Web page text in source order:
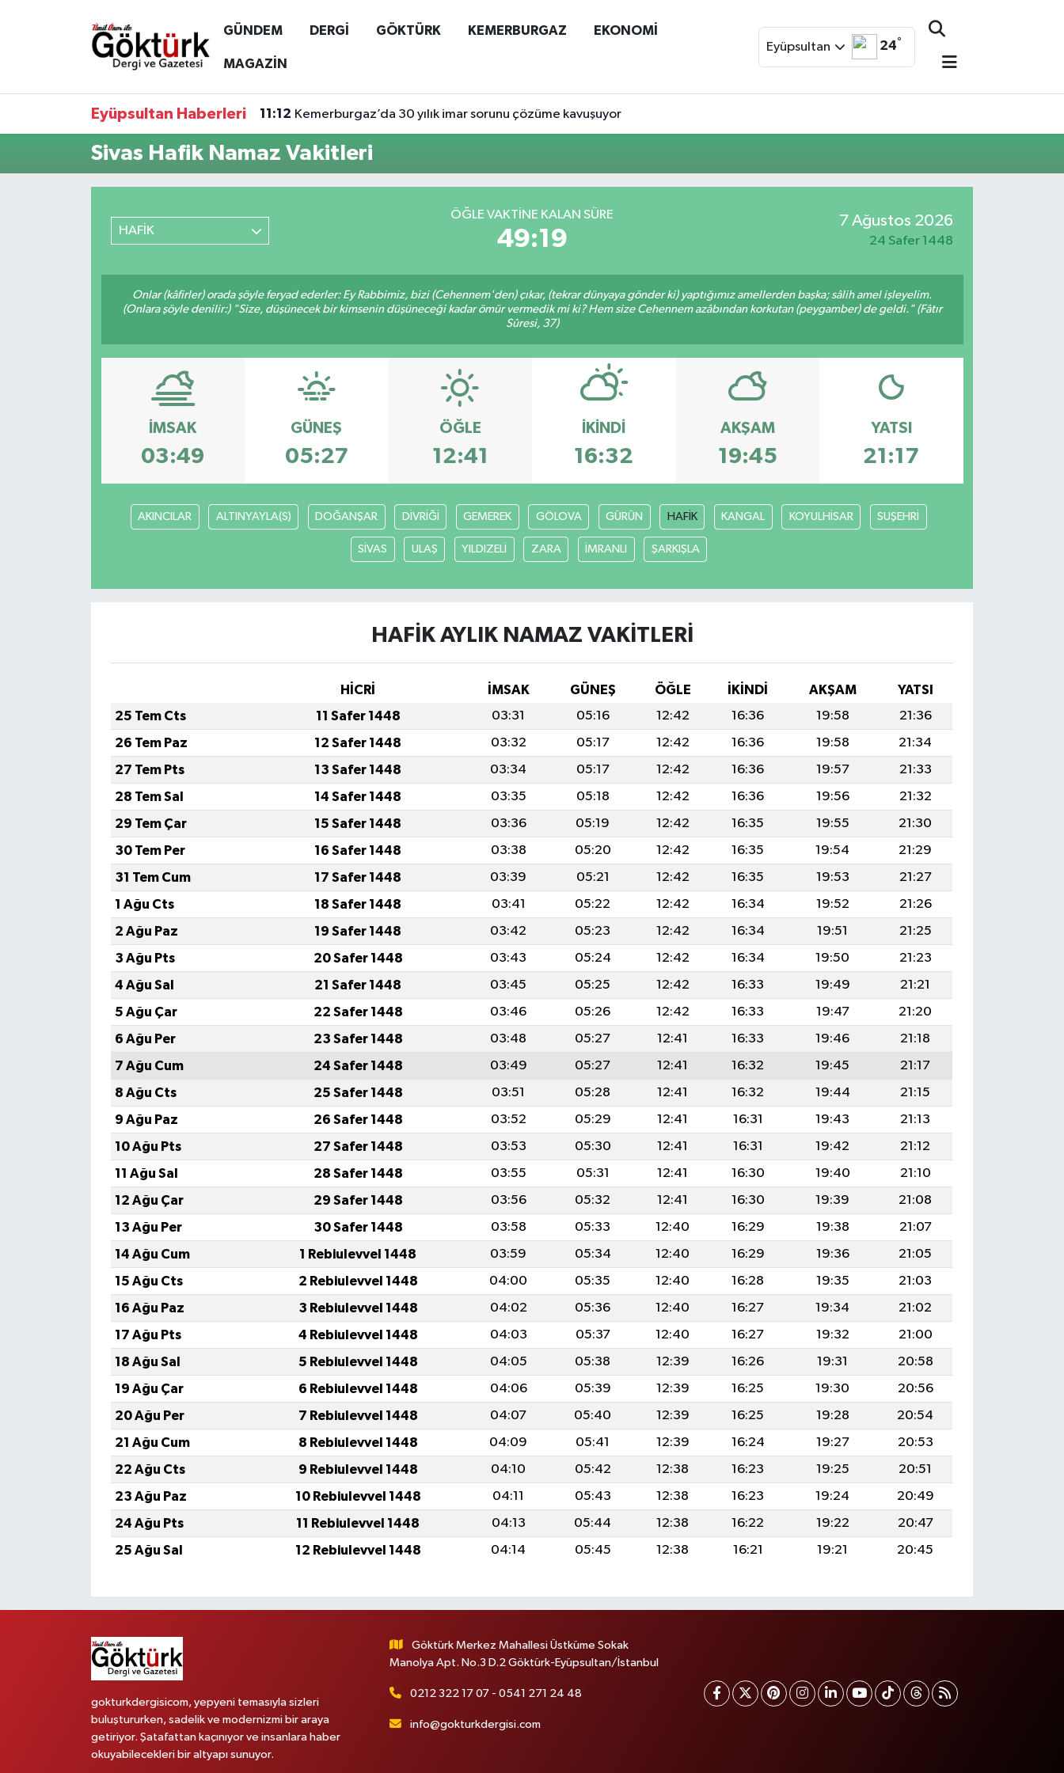
GÜNDEM DERGİ GÖKTÜRK KEMERBURGAZ EKONOMİ
MAGAZİN
Eyüpsultan 24°
Eyüpsultan Haberleri 11:12 Kemerburgaz’da 30 yılık imar sorunu çözüme kavuşuyor
Sivas Hafik Namaz Vakitleri
HAFİK
ÖĞLE VAKTINE KALAN SÜRE
49:18
7 Ağustos 2026
24 Safer 1448
Onlar (kâfirler) orada şöyle feryad ederler: Ey Rabbimiz, bizi (Cehennem'den) çıkar, (tekrar dünyaya gönder ki) yaptığımız amellerden başka; sâlih amel işleyelim.
(Onlara şöyle denilir:) "Size, düşünecek bir kimsenin düşüneceği kadar ömür vermedik mi ki? Hem size Cehennem azâbından korkutan (peygamber) de geldi." (Fâtır
Sûresi, 37)
İMSAK
03:49
GÜNEŞ
05:27
ÖĞLE
12:41
İKINDI
16:32
AKŞAM
19:45
YATSI
21:17
AKINCILAR ALTINYAYLA(S) DOĞANŞAR DİVRİĞİ GEMEREK GÖLOVA GÜRÜN HAFİK KANGAL KOYULHİSAR SUŞEHRİ
SİVAS ULAŞ YILDIZELİ ZARA İMRANLI ŞARKIŞLA
HAFİK AYLIK NAMAZ VAKITLERI
HİCRİ İMSAK GÜNEŞ ÖĞLE İKINDI AKŞAM
YATSI
25 Tem Cts
11 Safer 1448 03:31 05:16 12:42 16:36 19:58
21:36
26 Tem Paz
12 Safer 1448 03:32 05:17 12:42 16:36 19:58
21:34
27 Tem Pts
13 Safer 1448 03:34 05:17 12:42 16:36 19:57
21:33
28 Tem Sal
14 Safer 1448 03:35 05:18 12:42 16:36 19:56
21:32
29 Tem Çar
15 Safer 1448 03:36 05:19 12:42 16:35 19:55
21:30
30 Tem Per
16 Safer 1448 03:38 05:20 12:42 16:35 19:54
21:29
31 Tem Cum
17 Safer 1448 03:39 05:21 12:42 16:35 19:53
21:27
1 Ağu Cts
18 Safer 1448 03:41 05:22 12:42 16:34 19:52
21:26
2 Ağu Paz
19 Safer 1448 03:42 05:23 12:42 16:34 19:51
21:25
3 Ağu Pts
20 Safer 1448 03:43 05:24 12:42 16:34 19:50
21:23
4 Ağu Sal
21 Safer 1448 03:45 05:25 12:42 16:33 19:49
21:21
5 Ağu Çar
22 Safer 1448 03:46 05:26 12:42 16:33 19:47
21:20
6 Ağu Per
23 Safer 1448 03:48 05:27 12:41 16:33 19:46
21:18
7 Ağu Cum
24 Safer 1448 03:49 05:27 12:41 16:32 19:45
21:17
8 Ağu Cts
25 Safer 1448 03:51 05:28 12:41 16:32 19:44
21:15
9 Ağu Paz
26 Safer 1448 03:52 05:29 12:41 16:31 19:43
21:13
10 Ağu Pts
27 Safer 1448 03:53 05:30 12:41 16:31 19:42
21:12
11 Ağu Sal
28 Safer 1448 03:55 05:31 12:41 16:30 19:40
21:10
12 Ağu Çar
29 Safer 1448 03:56 05:32 12:41 16:30 19:39
21:08
13 Ağu Per
30 Safer 1448 03:58 05:33 12:40 16:29 19:38
21:07
14 Ağu Cum
1 Rebiulevvel 1448 03:59 05:34 12:40 16:29 19:36
21:05
15 Ağu Cts
2 Rebiulevvel 1448 04:00 05:35 12:40 16:28 19:35
21:03
16 Ağu Paz
3 Rebiulevvel 1448 04:02 05:36 12:40 16:27 19:34
21:02
17 Ağu Pts
4 Rebiulevvel 1448 04:03 05:37 12:40 16:27 19:32
21:00
18 Ağu Sal
5 Rebiulevvel 1448 04:05 05:38 12:39 16:26 19:31
20:58
19 Ağu Çar
6 Rebiulevvel 1448 04:06 05:39 12:39 16:25 19:30
20:56
20 Ağu Per
7 Rebiulevvel 1448 04:07 05:40 12:39 16:25 19:28
20:54
21 Ağu Cum
8 Rebiulevvel 1448 04:09 05:41 12:39 16:24 19:27
20:53
22 Ağu Cts
9 Rebiulevvel 1448 04:10 05:42 12:38 16:23 19:25
20:51
23 Ağu Paz
10 Rebiulevvel 1448 04:11 05:43 12:38 16:23 19:24
20:49
24 Ağu Pts
11 Rebiulevvel 1448 04:13 05:44 12:38 16:22 19:22
20:47
25 Ağu Sal
12 Rebiulevvel 1448 04:14 05:45 12:38 16:21 19:21 20:45
gokturkdergisicom, yepyeni temasıyla sizleri
buluştururken, sadelik ve modernizmi bir araya
getiriyor. Şatafattan kaçınıyor ve insanlara haber
okuyabilecekleri bir altyapı sunuyor.
Göktürk Merkez Mahallesi Üstküme Sokak
Manolya Apt. No.3 D.2 Göktürk-Eyüpsultan/İstanbul
0212 322 17 07 - 0541 271 24 48
info@gokturkdergisi.com
Anne Çocuk
GÜNDEM
Eyüpsultan Hava Durumu
Son Dakika Haberleri